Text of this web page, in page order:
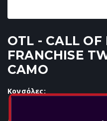
OTL - CALL OF
FRANCHISE
CAMO
Κονσόλες: